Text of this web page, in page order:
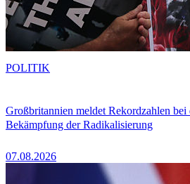
Großbritannien meldet Rekordzahlen bei
Bekämpfung der Radikalisierung
07.08.2026
POLITIK